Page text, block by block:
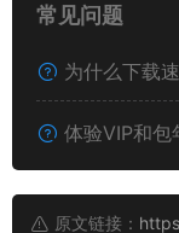
常见问题
为什么下载
体验VIP和包
原文链接：